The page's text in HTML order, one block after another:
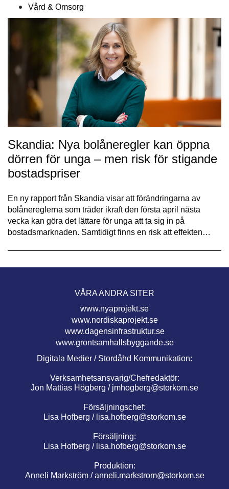
Vård & Omsorg
Skandia: Nya bolåneregler kan öppna
dörren för unga – men risk för stigande
bostadspriser
En ny rapport från Skandia visar att förändringarna av
bolånereglerna som träder ikraft den första april nästa
vecka kan göra det lättare för unga att ta sig in på
bostadsmarknaden. Samtidigt finns en risk att effekten…
VÅRA ANDRA SITER
www.nyaprojekt.se
www.nordiskaprojekt.se
www.dagensinfrastruktur.se
www.grontsamhallsbyggande.se
Digitala Medier / Stordåhd Kommunikation:
Verksamhetsansvarig/Chefredaktör:
Jon Mattias Högberg / jmhogberg@storkom.se
Försäljningschef:
Lisa Hofberg / lisa.hofberg@storkom.se
Försäljning:
Lisa Hofberg / lisa.hofberg@storkom.se
Produktion:
Anneli Markström /anneli.markstrom@storkom.se